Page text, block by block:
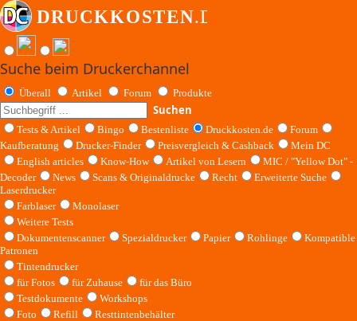
Suche beim Druckerchannel
Überall Artikel Forum Produkte
Suchen
Tests & Artikel Bingo Bestenliste Druckkosten.de
Forum
Kaufberatung
Drucker-Finder Preisvergleich & Cashback
Mein DC
English articles
Know-How Artikel von Lesern
MIC / "Yellow Dot" -
Decoder
News Scans & Originaldrucke Recht
Erweiterte Suche
Laserdrucker
Farblaser
Monolaser
Weitere Tests
Dokumentenscanner
Spezialdrucker Papier Rohlinge
Kompatible
Patronen
Tintendrucker
für Fotos
für Zuhause
für das Büro
Testdokumente
Workshops
Foto
Refill
Resttintenbehälter